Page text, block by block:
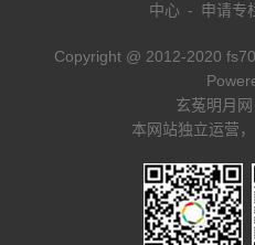
中心 - 申请专
Copyright @ 2012-2020
玄菟明月
本网站独立运营